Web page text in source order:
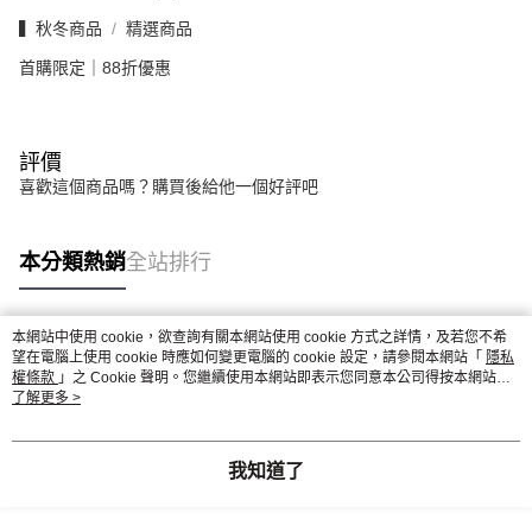
▍秋冬商品 精選商品
首購限定｜88折優惠
評價
喜歡這個商品嗎？購買後給他一個好評吧
本分類熱銷全站排行
熱門標籤
本網站中使用 cookie，欲查詢有關本網站使用 cookie 方式之詳情，及若您不希
望在電腦上使用 cookie 時應如何變更電腦的 cookie 設定，請參閱本網站「 隱私
權條款 」之 Cookie 聲明。您繼續使用本網站即表示您同意本公司得按本網站使
用條款之 Cookie 聲明使用 cookie。
了解更多 >
我知道了